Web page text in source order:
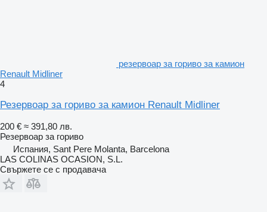
резервоар за гориво за камион
Renault Midliner
4
Резервоар за гориво за камион Renault Midliner
200 € ≈ 391,80 лв.
Резервоар за гориво
Испания, Sant Pere Molanta, Barcelona
LAS COLINAS OCASION, S.L.
Свържете се с продавача